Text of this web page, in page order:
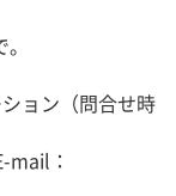
ョン（問合せ時
：